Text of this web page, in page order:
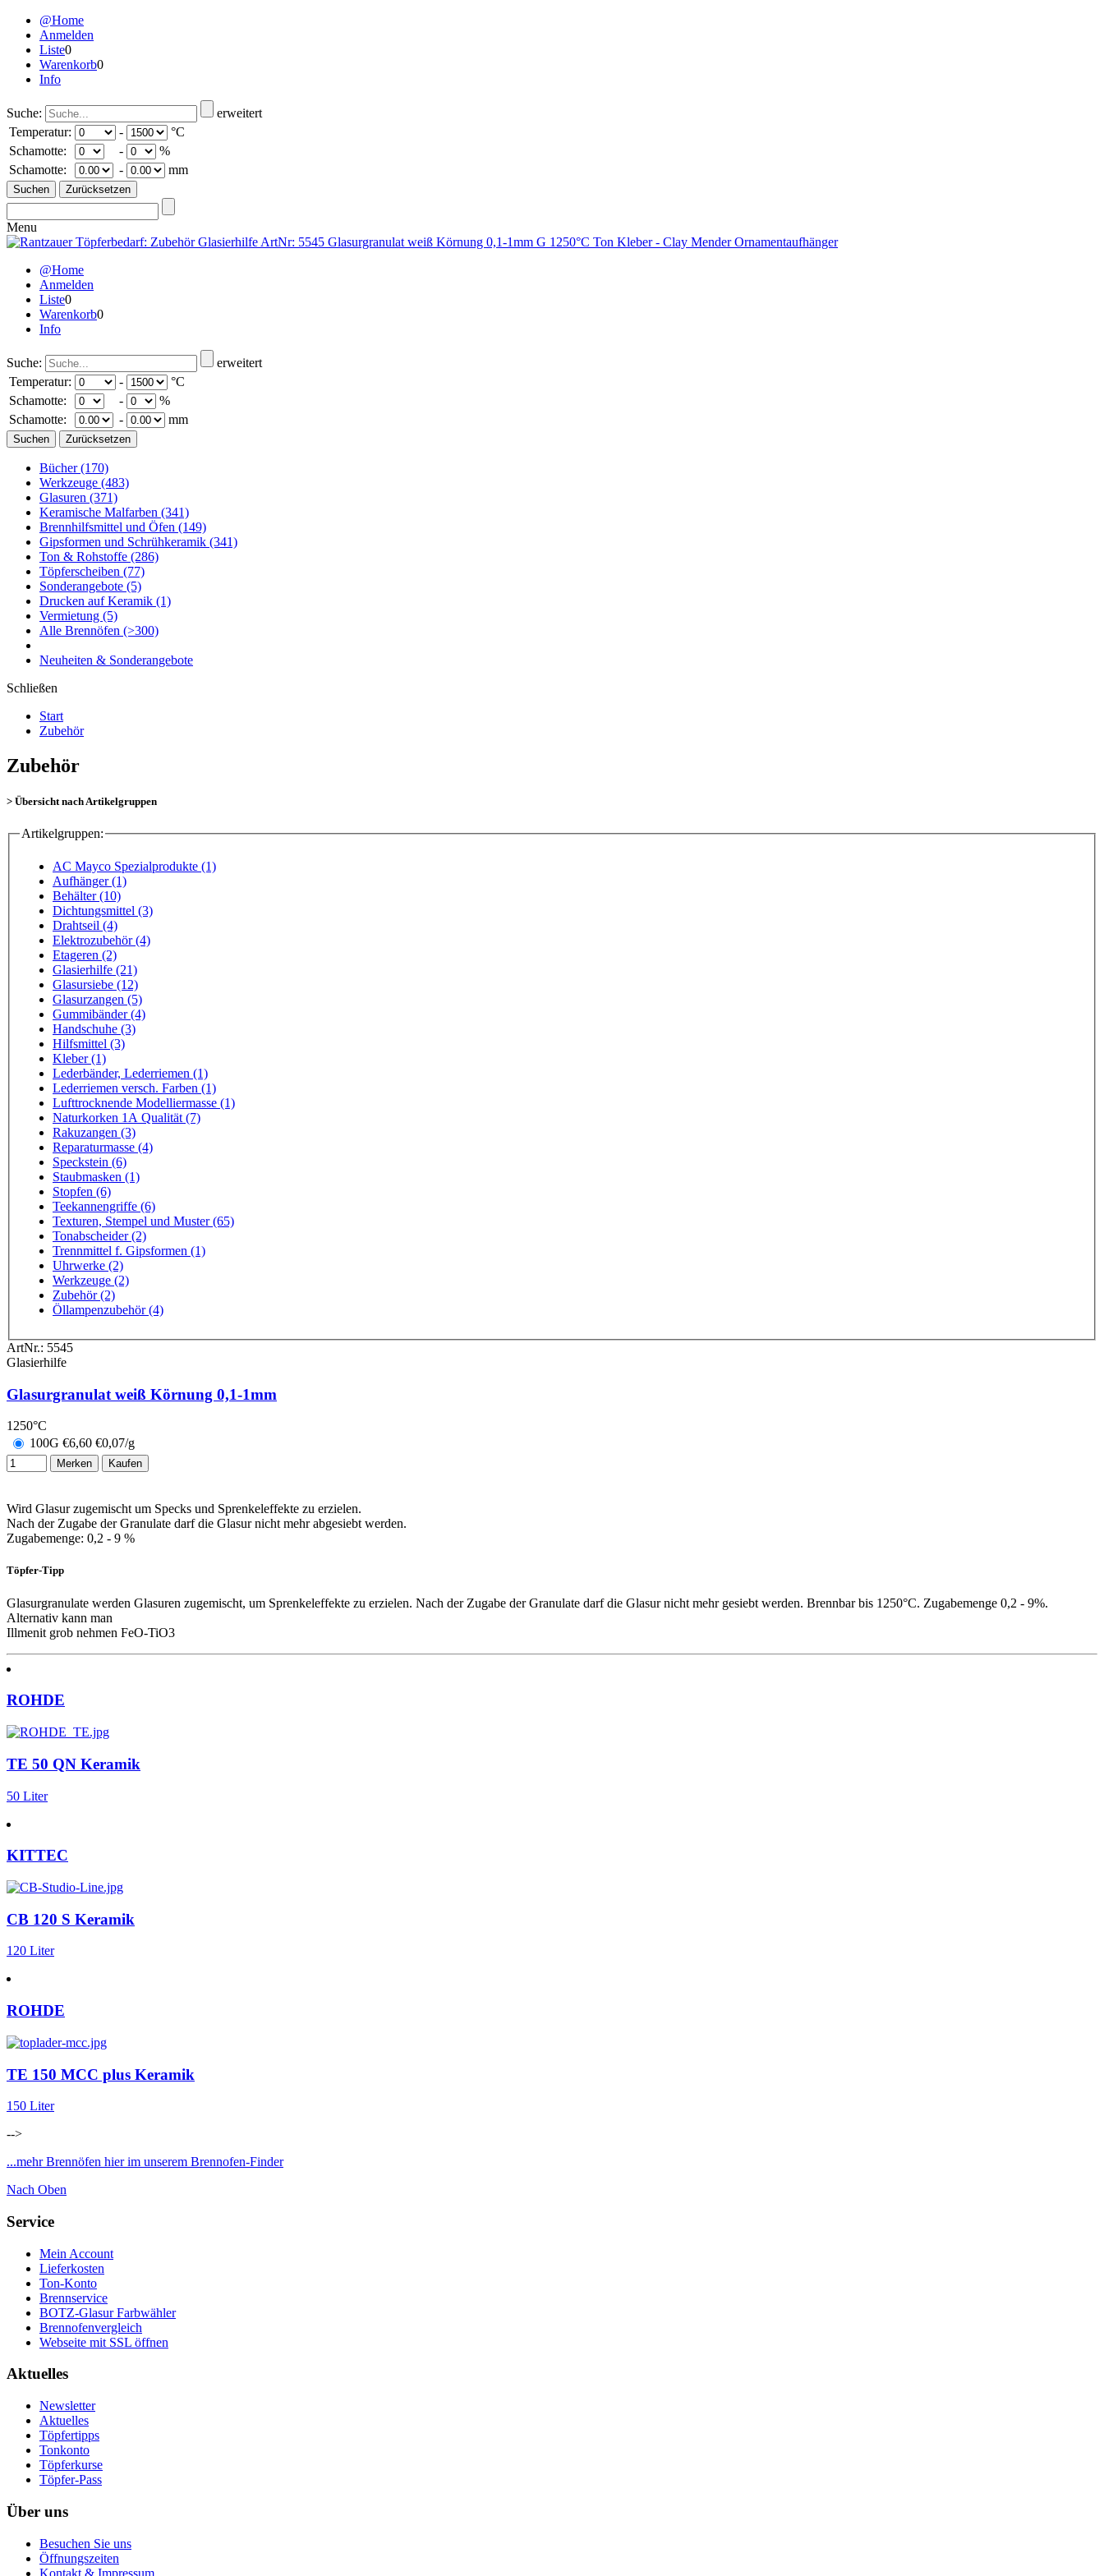
@Home
Anmelden
Liste0
Warenkorb0
Info
Suche:
erweitert
Temperatur:
-
°C
Schamotte:
-
%
Schamotte:
- mm
Menu
@Home
Anmelden
Liste0
Warenkorb0
Info
Suche:
erweitert
Temperatur:
-
°C
Schamotte:
-
%
Schamotte:
- mm
Bücher(170)
Werkzeuge (483)
Glasuren (371)
Keramische Malfarben (341)
Brennhilfsmittel und Öfen (149)
Gipsformen und Schrühkeramik (341)
Ton & Rohstoffe (286)
Töpferscheiben (77)
Sonderangebote (5)
Drucken auf Keramik (1)
Vermietung (5)
Alle Brennöfen (>300)
Neuheiten & Sonderangebote
Schließen
Start
Zubehör
Zubehör
> Übersicht nach Artikelgruppen
Artikelgruppen:
AC Mayco Spezialprodukte (1)
Aufhänger (1)
Behälter (10)
Dichtungsmittel (3)
Drahtseil (4)
Elektrozubehör (4)
Etageren (2)
Glasierhilfe (21)
Glasursiebe (12)
Glasurzangen (5)
Gummibänder (4)
Handschuhe (3)
Hilfsmittel (3)
Kleber (1)
Lederbänder, Lederriemen (1)
Lederriemen versch. Farben (1)
Lufttrocknende Modelliermasse (1)
Naturkorken 1A Qualität (7)
Rakuzangen (3)
Reparaturmasse (4)
Speckstein (6)
Staubmasken (1)
Stopfen (6)
Teekannengriffe (6)
Texturen, Stempel und Muster (65)
Tonabscheider (2)
Trennmittel f. Gipsformen (1)
Uhrwerke (2)
Werkzeuge (2)
Zubehör (2)
Öllampenzubehör (4)
ArtNr.: 5545
Glasierhilfe
Glasurgranulat weiß Körnung 0,1-1mm
1250°C
100G €6,60 €0,07/g
Merken Kaufen
Wird Glasur zugemischt um Specks und Sprenkeleffekte zu erzielen.
Nach der Zugabe der Granulate darf die Glasur nicht mehr abgesiebt werden.
Zugabemenge: 0,2 - 9 %
Töpfer-Tipp
Glasurgranulate werden Glasuren zugemischt, um Sprenkeleffekte zu erzielen. Nach der Zugabe der Granulate darf die Glasur nicht mehr gesiebt werden. Brennbar bis 1250°C. Zugabemenge 0,2 - 9%.
Alternativ kann man
Illmenit grob nehmen FeO-TiO3
ROHDE
TE 50 QN Keramik
50 Liter
KITTEC
CB 120 S Keramik
120 Liter
ROHDE
TE 150 MCC plus Keramik
150 Liter
-->
...mehr Brennöfen hier im unserem Brennofen-Finder
Nach Oben
Service
Mein Account
Lieferkosten
Ton-Konto
Brennservice
BOTZ-Glasur Farbwähler
Brennofenvergleich
Webseite mit SSL öffnen
Aktuelles
Newsletter
Aktuelles
Töpfertipps
Tonkonto
Töpferkurse
Töpfer-Pass
Über uns
Besuchen Sie uns
Öffnungszeiten
Kontakt & Impressum